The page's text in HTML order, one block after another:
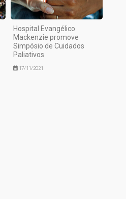
Hospital Evangélico
Mackenzie promove
Simpósio de Cuidados
Paliativos
17/11/2021